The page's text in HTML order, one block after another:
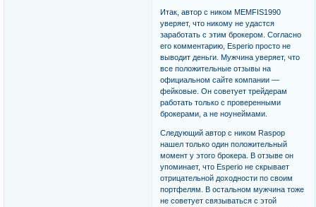
Итак, автор с ником MEMFIS1990
уверяет, что никому не удастся
заработать с этим брокером. Согласно
его комментарию, Esperio просто не
выводит деньги. Мужчина уверяет, что
все положительные отзывы на
официальном сайте компании —
фейковые. Он советует трейдерам
работать только с проверенными
брокерами, а не ноунеймами.
Следующий автор с ником Raspop
нашел только один положительный
момент у этого брокера. В отзыве он
упоминает, что Esperio не скрывает
отрицательной доходности по своим
портфелям. В остальном мужчина тоже
не советует связываться с этой